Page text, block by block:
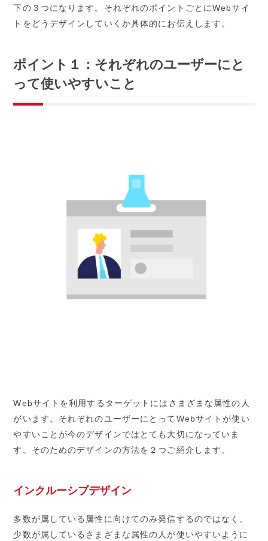
下の３つになります。それぞれのポイントごとにWebサイ
トをどうデザインしていくか具体的にお伝えします。
ポイント１：それぞれのユーザーにと
って使いやすいこと
Webサイトを利用するターゲットにはさまざまな属性の人
がいます。それぞれのユーザーにとってWebサイトが使い
やすいことが今のデザインではとても大切になっていま
す。そのためのデザインの方法を２つご紹介します。
インクルーシブデザイン
多数が属している属性に向けてのみ発信するのではなく、
少数が属しているさまざまな属性の人が使いやすいように